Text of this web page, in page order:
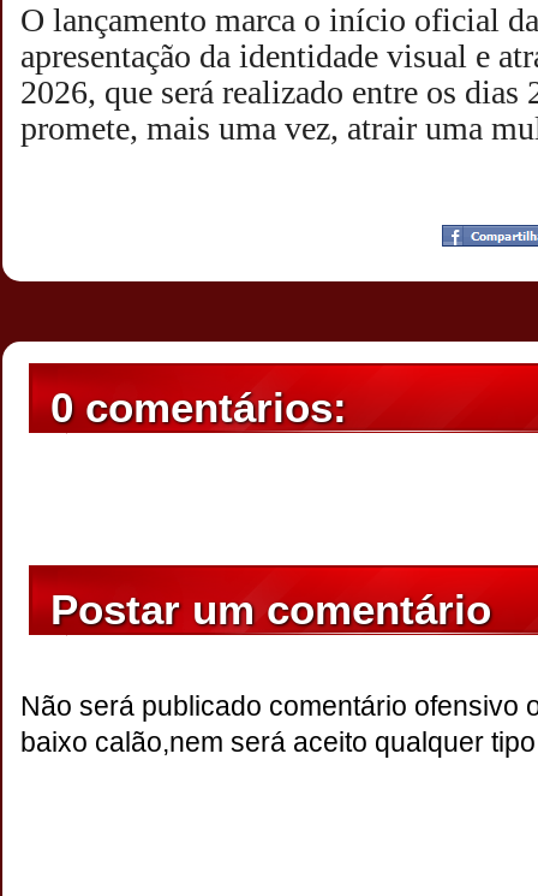
O lançamento marca o início oficial
apresentação da identidade visual e
2026, que será realizado entre os dias
promete, mais uma vez, atrair uma
20:43
0 comentários:
Postar um comentário
Não será publicado comentário ofensivo
baixo calão,nem será aceito qualquer